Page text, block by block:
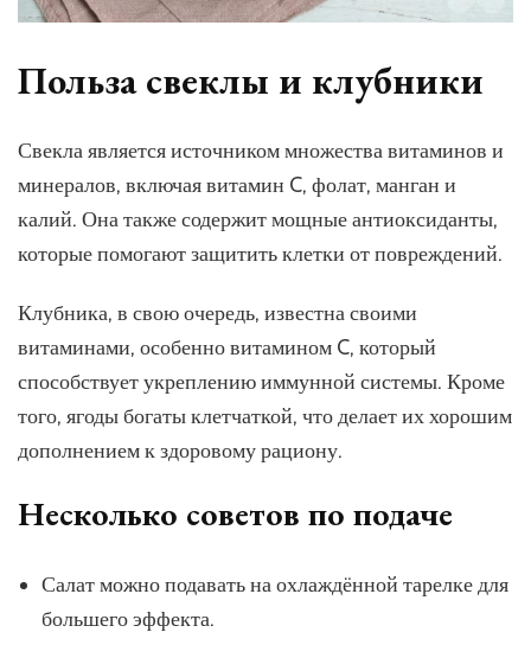
Польза свеклы и клубники
Свекла является источником множества витаминов и
минералов, включая витамин C, фолат, манган и
калий. Она также содержит мощные антиоксиданты,
которые помогают защитить клетки от повреждений.
Клубника, в свою очередь, известна своими
витаминами, особенно витамином C, который
способствует укреплению иммунной системы. Кроме
того, ягоды богаты клетчаткой, что делает их хорошим
дополнением к здоровому рациону.
Несколько советов по подаче
Салат можно подавать на охлаждённой тарелке для
большего эффекта.